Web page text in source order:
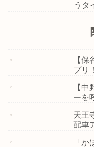
うタ
【
プリ
【
ーを
天王
配車
「